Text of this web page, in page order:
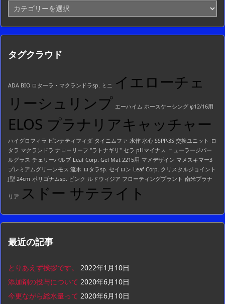
カ
テ
ゴ
リ
一
タグクラウド
ADA BIO ロターラ・マクランドラsp. ミニ イエローチェ
リーシュリンプ エーハイム ホースケーシング φ12/16用
ELOS プラナリアキャッチャー
ハイグロフィラ ピンナティフィダ タイニムファ 水作 水心 SSPP-3S 交換ユニット
ロ
タラ マクランドラ ナローリーフ "ラトナギリ" セラ pHマイナス ニューラージパー
ルグラス チェリーバルブ Leaf Corp. Gel Mat 2215用 マメデザイン マメスキマー3
プレミアムグリーンモス 流木 ロタラsp. セイロン Leaf Corp. クリスタルジョイント
J型 24cm ポリゴナムsp. ピンク ルドウィジア フローティングプラント 南米プラナ
リア スドー サテライト
最近の記事
とりあえず挨拶です。
2022年1月10日
添加剤の投与について 2020年6月10日
今更ながら総水量って 2020年6月10日